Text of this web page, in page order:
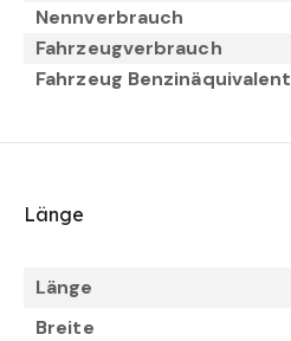
Nennverbrauch
Fahrzeugverbrauch
Fahrzeug Benzinäquivalent
Länge
Länge
Breite